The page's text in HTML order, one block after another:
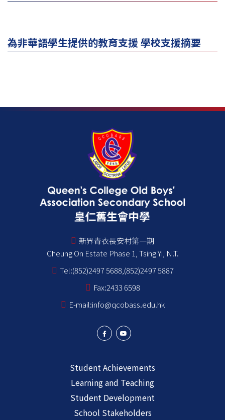
為非華語學生提供的教育支援 學校支援摘要
新界青衣長安村第一期
Cheung On Estate Phase 1, Tsing Yi, N.T.
Tel:(852)2497 5688,(852)2497 5887
Fax:2433 6598
E-mail:info@qcobass.edu.hk
Student Achievements
Learning and Teaching
Student Development
School Stakeholders